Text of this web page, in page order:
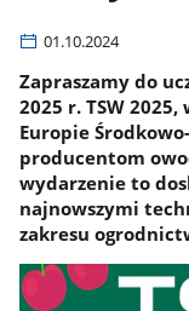
01.10.2024
Zapraszamy do
2025 r. TSW
Europie
producentom
wydarzenie to
najnowszymi
zakresu